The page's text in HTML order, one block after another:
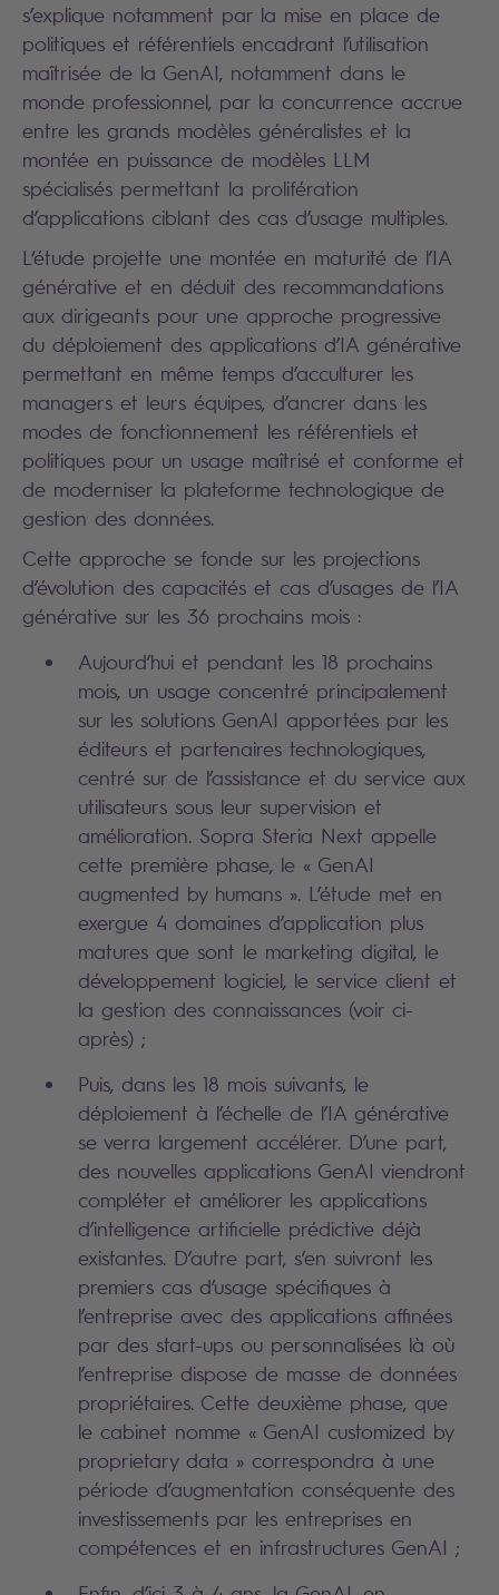
s’explique notamment par la mise en place de
politiques et référentiels encadrant l’utilisation
maîtrisée de la GenAI, notamment dans le
monde professionnel, par la concurrence accrue
entre les grands modèles généralistes et la
montée en puissance de modèles LLM
spécialisés permettant la prolifération
d’applications ciblant des cas d’usage multiples.
L‘étude projette une montée en maturité de l’IA
générative et en déduit des recommandations
aux dirigeants pour une approche progressive
du déploiement des applications d’IA générative
permettant en même temps d’acculturer les
managers et leurs équipes, d’ancrer dans les
modes de fonctionnement les référentiels et
politiques pour un usage maîtrisé et conforme et
de moderniser la plateforme technologique de
gestion des données.
Cette approche se fonde sur les projections
d’évolution des capacités et cas d’usages de l’IA
générative sur les 36 prochains mois :
Aujourd’hui et pendant les 18 prochains
mois, un usage concentré principalement
sur les solutions GenAI apportées par les
éditeurs et partenaires technologiques,
centré sur de l’assistance et du service aux
utilisateurs sous leur supervision et
amélioration. Sopra Steria Next appelle
cette première phase, le « GenAI
augmented by humans ». L’étude met en
exergue 4 domaines d’application plus
matures que sont le marketing digital, le
développement logiciel, le service client et
la gestion des connaissances (voir ci-
après) ;
Puis, dans les 18 mois suivants, le
déploiement à l’échelle de l’IA générative
se verra largement accélérer. D’une part,
des nouvelles applications GenAI viendront
compléter et améliorer les applications
d’intelligence artificielle prédictive déjà
existantes. D’autre part, s’en suivront les
premiers cas d’usage spécifiques à
l’entreprise avec des applications affinées
par des start-ups ou personnalisées là où
l’entreprise dispose de masse de données
propriétaires. Cette deuxième phase, que
le cabinet nomme « GenAI customized by
proprietary data » correspondra à une
période d’augmentation conséquente des
investissements par les entreprises en
compétences et en infrastructures GenAI ;